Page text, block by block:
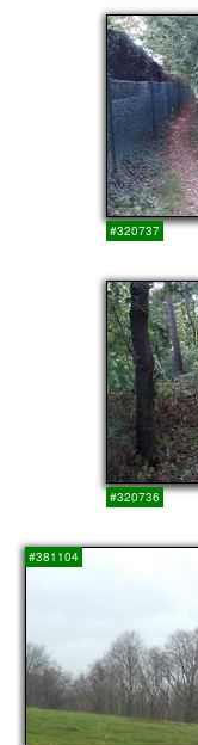
#320737
#320736
#381104